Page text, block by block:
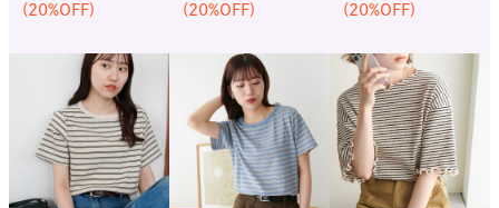
(20%OFF) (20%OFF) (20%OFF)